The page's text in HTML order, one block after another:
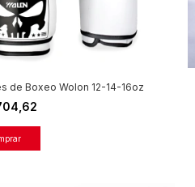
de Boxeo Wolon 12-14-16oz